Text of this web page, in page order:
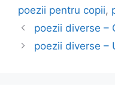
poezii pentru copii,
poezii diverse –
poezii diverse –